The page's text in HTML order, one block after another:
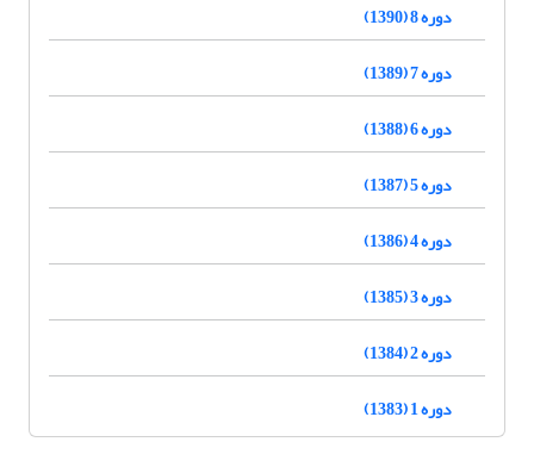
دوره 8 (1390)
دوره 7 (1389)
دوره 6 (1388)
دوره 5 (1387)
دوره 4 (1386)
دوره 3 (1385)
دوره 2 (1384)
دوره 1 (1383)